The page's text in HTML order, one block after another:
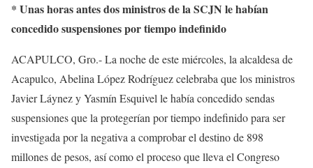
* Unas horas antes dos ministros de la SCJN le habían
concedido suspensiones por tiempo indefinido
ACAPULCO, Gro.- La noche de este miércoles, la alcaldesa de
Acapulco, Abelina López Rodríguez celebraba que los ministros
Javier Láynez y Yasmín Esquivel le había concedido sendas
suspensiones que la protegerían por tiempo indefinido para ser
investigada por la negativa a comprobar el destino de 898
millones de pesos, así como el proceso que lleva el Congreso